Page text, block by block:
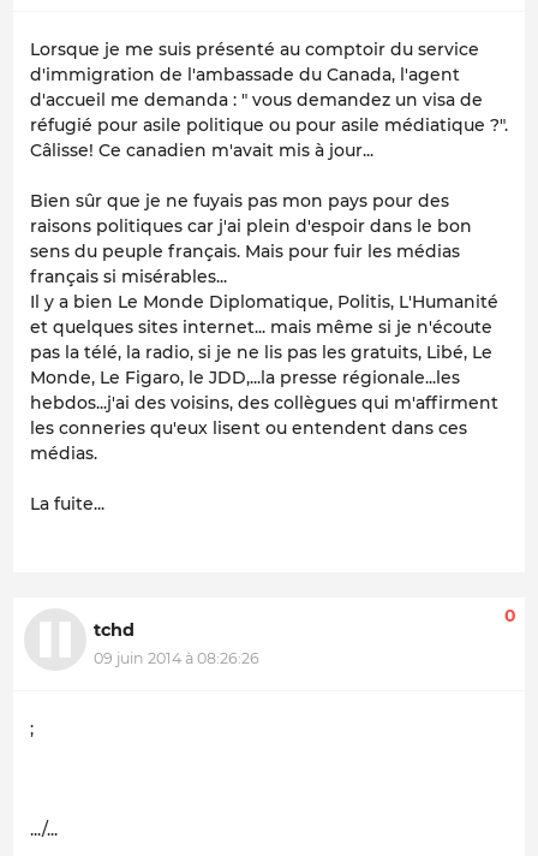
Lorsque je me suis présenté au comptoir du service
d'immigration de l'ambassade du Canada, l'agent
d'accueil me demanda : " vous demandez un visa de
réfugié pour asile politique ou pour asile médiatique ?".
Câlisse! Ce canadien m'avait mis à jour...
Bien sûr que je ne fuyais pas mon pays pour des
raisons politiques car j'ai plein d'espoir dans le bon
sens du peuple français. Mais pour fuir les médias
français si misérables...
Il y a bien Le Monde Diplomatique, Politis, L'Humanité
et quelques sites internet... mais même si je n'écoute
pas la télé, la radio, si je ne lis pas les gratuits, Libé, Le
Monde, Le Figaro, le JDD,...la presse régionale...les
hebdos...j'ai des voisins, des collègues qui m'affirment
les conneries qu'eux lisent ou entendent dans ces
médias.
La fuite...
tchd
09 juin 2014 à 08:26:26
0
;
.../...